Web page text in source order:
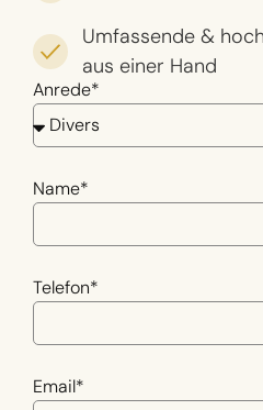
Umfassende &
aus einer Hand
Anrede*
Name*
Telefon*
Email*